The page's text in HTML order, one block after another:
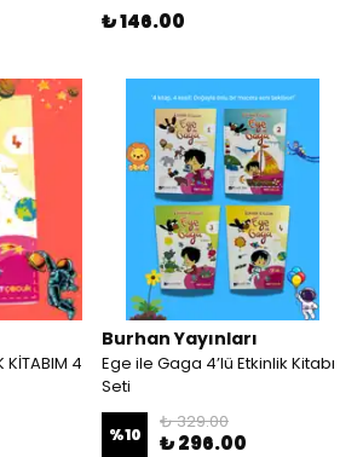
₺ 146.00
KİTABIM 4
Burhan Yayınları
Ege ile Gaga 4’lü Etkinlik Kitabı
Seti
%10
₺ 329.00
₺ 296.00